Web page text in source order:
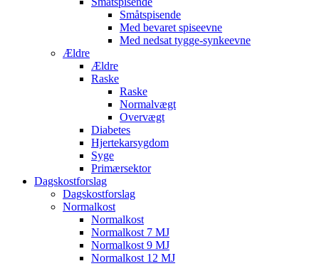
Småtspisende
Med bevaret spiseevne
Med nedsat tygge-synkeevne
Ældre
Ældre
Raske
Raske
Normalvægt
Overvægt
Diabetes
Hjertekarsygdom
Syge
Primærsektor
Dagskostforslag
Dagskostforslag
Normalkost
Normalkost
Normalkost 7 MJ
Normalkost 9 MJ
Normalkost 12 MJ